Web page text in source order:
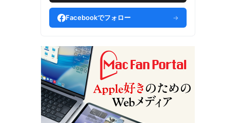
Facebookでフォロー →